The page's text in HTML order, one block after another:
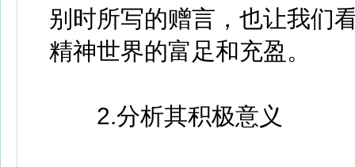
别时所写的赠言，也让我们
精神世界的富足和充盈。
2.分析其积极意义